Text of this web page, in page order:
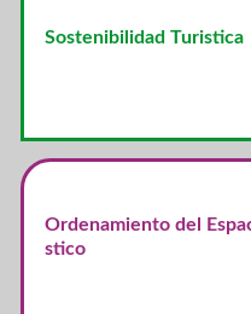
Sostenibilidad Turistica
Ordenamiento del
stico